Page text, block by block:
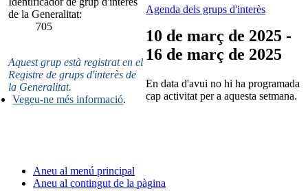
de la Generalitat:
705
Aquest grup està registrat en el
Registre de grups d'interès de
la Generalitat.
Vegeu-ne més informació.
Agenda dels grups d'interès
10 de març de 2025 -
16 de març de 2025
En data d'avui no hi ha programada
cap activitat per a aquesta setmana.
Aneu al menú principal
Aneu al contingut de la pàgina